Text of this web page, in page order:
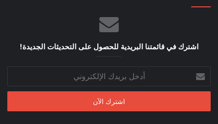
اشترك في قائمتنا البريدية للحصول على التحديثات الجديدة!
بريدك
الإلكتروني